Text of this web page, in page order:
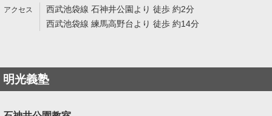
西武池袋線 石神井公園より 徒歩 約2分
西武池袋線 練馬高野台より 徒歩 約14分
明光義塾